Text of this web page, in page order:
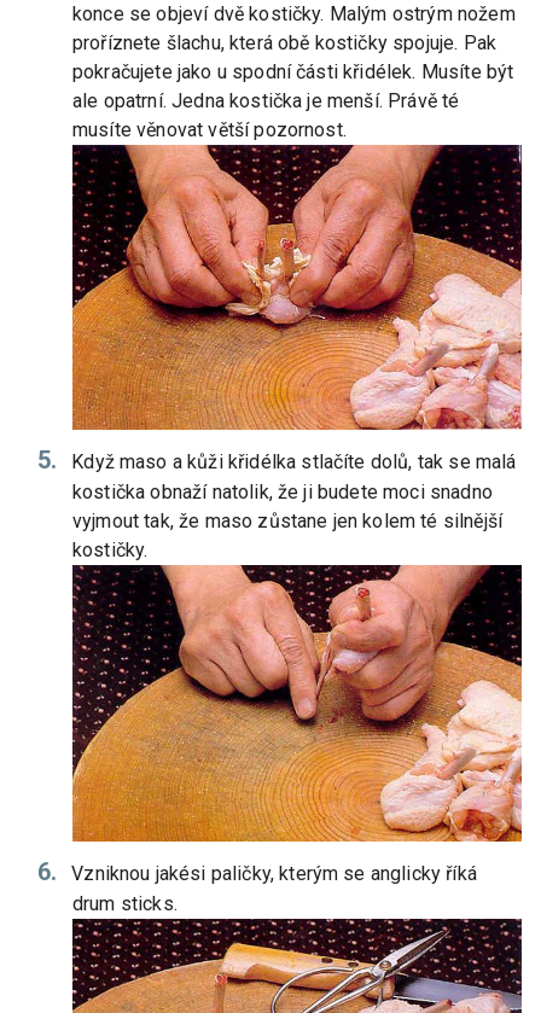
konce se objeví dvě kostičky. Malým ostrým nožem
proříznete šlachu, která obě kostičky spojuje. Pak
pokračujete jako u spodní části křidélek. Musíte být
ale opatrní. Jedna kostička je menší. Právě té
musíte věnovat větší pozornost.
Když maso a kůži křidélka stlačíte dolů, tak se malá
kostička obnaží natolik, že ji budete moci snadno
vyjmout tak, že maso zůstane jen kolem té silnější
kostičky.
Vzniknou jakési paličky, kterým se anglicky říká
drum sticks.